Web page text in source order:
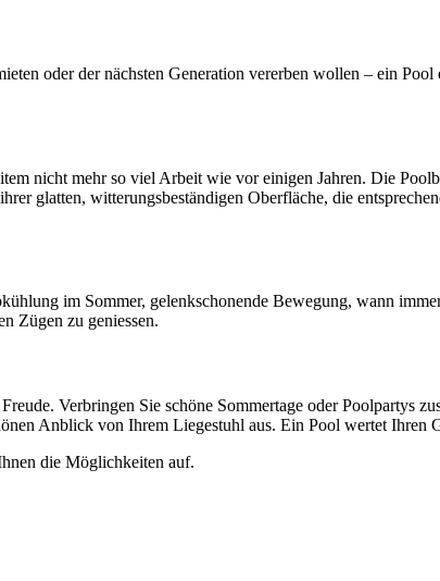
oder der nächsten Generation vererben wollen – ein
nicht mehr so viel Arbeit wie vor einigen Jahren. Die
glatten, witterungsbeständigen Oberfläche, die
im Sommer, gelenkschonende Bewegung, wann
Zügen zu geniessen.
Verbringen Sie schöne Sommertage oder Poolpartys
Anblick von Ihrem Liegestuhl aus. Ein Pool wertet Ihren
die Möglichkeiten auf.